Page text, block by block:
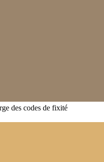
des codes de fixité